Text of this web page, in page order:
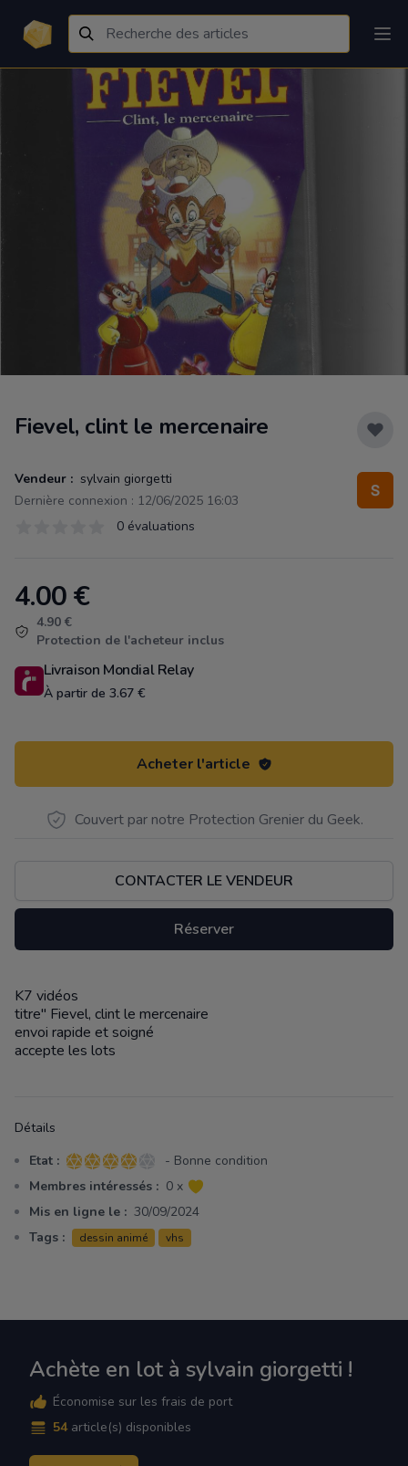
Fievel, clint le mercenaire
Vendeur : sylvain giorgetti
Dernière connexion : 12/06/2025 16:03
0 évaluations
Product information
4.00€
4.90 €
Protection de l'acheteur inclus
Livraison Mondial Relay
À partir de 3.67 €
Acheter l'article
Couvert par notre Protection Grenier du Geek.
CONTACTER LE VENDEUR
Réserver
Description
K7 vidéos
titre" Fievel, clint le mercenaire
envoi rapide et soigné
accepte les lots
Détails
Etat : 4 sur 5 étoiles
- Bonne condition
Membres intéressés : 0 x
Mis en ligne le : 30/09/2024
Tags :
dessin animé vhs
Achète en lot à sylvain giorgetti !
Économise sur les frais de port
54 article(s) disponibles